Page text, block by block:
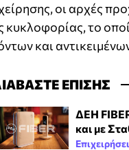
οι αρχές
κυκλοφορίας, το
και
ΕΠΙΣΗΣ
ΔΕΗ
και με